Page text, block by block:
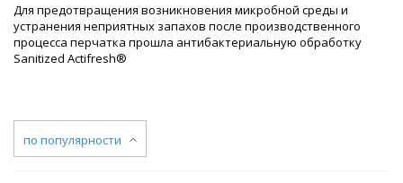
Для предотвращения возникновения микробной среды и
устранения неприятных запахов после производственного
процесса перчатка прошла антибактериальную обработку
Sanitized Actifresh®
по популярности